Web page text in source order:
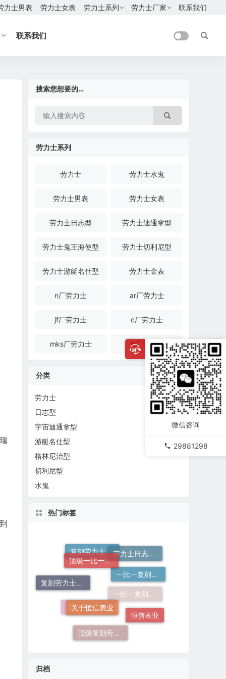
力士男表 劳力士女表 劳力士系列 劳力士厂家 联系我们
联系我们
搜索您想要的…
劳力士系列
劳力士 劳力士水鬼
劳力士男表 劳力士女表
劳力士日志型 劳力士迪通拿型
劳力士鬼王海使型 劳力士切利尼型
劳力士游艇名仕型 劳力士金表
n厂劳力士 ar厂劳力士
jf厂劳力士 c厂劳力士
mks厂劳力士 jh厂劳力士
分类
劳力士
日志型
宇宙迪通拿型
游艇名仕型
格林尼治型
切利尼型
水鬼
热门标签
复刻劳力士手表 劳力士日志哪个厂仿好
一比一复刻劳力士手表
哪卖的劳力士日志36高仿好
复刻劳力士一般多少钱
顶级一比一复刻劳力士手表价格
一比一复刻劳力士
恒信表业
顶级复刻劳力士手表
关于恒信表业
归档
微信咨询
29881298